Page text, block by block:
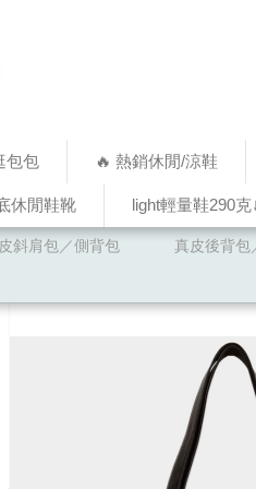
包包 🔥 熱銷休閒/涼鞋
休閒鞋靴 light輕量鞋290克
斜肩包／側背包 真皮後背包